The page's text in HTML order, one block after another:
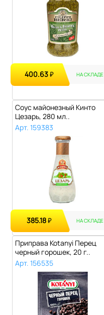
400.63₽ НА СКЛАДЕ
Соус майонезный Кинто
Цезарь, 280 мл..
Арт. 159383
385.18₽ НА СКЛАДЕ
Приправа Kotanyi Перец
черный горошек, 20 г..
Арт. 156535